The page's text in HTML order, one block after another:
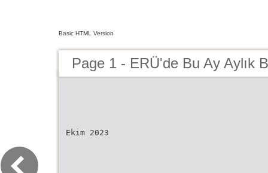
Basic HTML Version
Page 1 - ERÜ'de Bu Ay Aylık
Ekim 2023